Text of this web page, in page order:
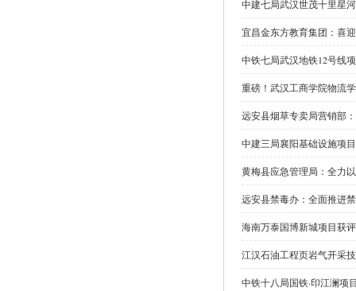
中建七局武汉世茂十里星
宜昌金东方教育集团：喜
中铁七局武汉地铁12号线
重磅！武汉工商学院物流
远安县烟草专卖局营销部
中建三局襄阳基础设施项
黄梅县应急管理局：全力
远安县禁毒办：全面推进
海南万泰国博新城项目获
江汉石油工程页岩气开采
中铁十八局国铁·印江澜项